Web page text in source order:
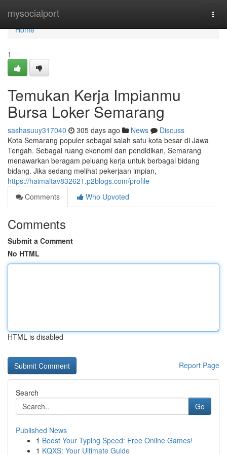
mysocialport
Home
Home
1
Temukan Kerja Impianmu
Bursa Loker Semarang
sashasuuy317040 305 days ago News
Discuss
Kota Semarang populer sebagai salah satu kota besar di Jawa
Tengah. Sebagai ruang ekonomi dan pendidikan, Semarang
menawarkan beragam peluang kerja untuk berbagai bidang
bidang. Jika sedang melihat pekerjaan impian,
https://haimaltav832621.p2blogs.com/profile
Comments
Who Upvoted
Comments
Submit a Comment
No HTML
HTML is disabled
Report Page
Search
Go
Published News
1 Boost Your Typing Speed: Free Online Games!
1 KQXS: Your Ultimate Guide